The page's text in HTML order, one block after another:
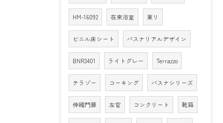
HM-16092 在来浴室 東リ
ビニル床シート バスナリアルデザイン
BNR3401 ライトグレー Terrazzo
テラゾー コーキング バスナシリーズ
伸縮門扉 左官 コンクリート 靴箱